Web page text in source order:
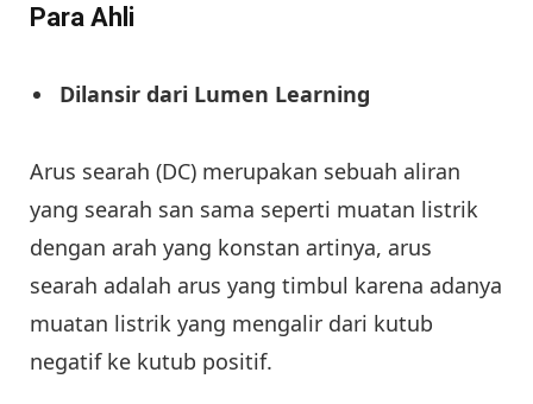
Para Ahli
Dilansir dari Lumen Learning
Arus searah (DC) merupakan sebuah aliran
yang searah san sama seperti muatan listrik
dengan arah yang konstan artinya, arus
searah adalah arus yang timbul karena adanya
muatan listrik yang mengalir dari kutub
negatif ke kutub positif.